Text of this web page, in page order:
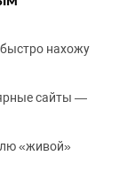
нахожу
сайты —
«живой»